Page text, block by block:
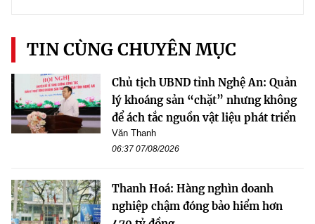
TIN CÙNG CHUYÊN MỤC
Chủ tịch UBND tỉnh Nghệ An: Quản
lý khoáng sản “chặt” nhưng không
để ách tắc nguồn vật liệu phát triển
Văn Thanh
06:37 07/08/2026
Thanh Hoá: Hàng nghìn doanh
nghiệp chậm đóng bảo hiểm hơn